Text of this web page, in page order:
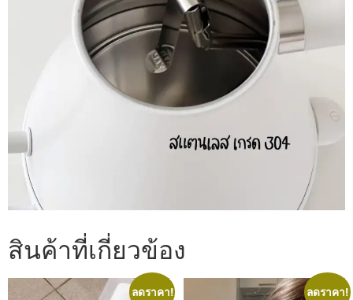
สินค้าที่เกี่ยวข้อง
ลดราคา! ลดราคา!